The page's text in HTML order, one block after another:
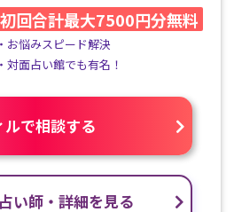
初回合計最大7500円分無料
・お悩みスピード解決
・対面占い館でも有名！
ルで相談する
い師・詳細を見る